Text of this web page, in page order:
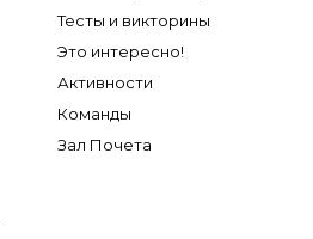
Тесты и викторины
Это интересно!
Активности
Команды
Зал Почета